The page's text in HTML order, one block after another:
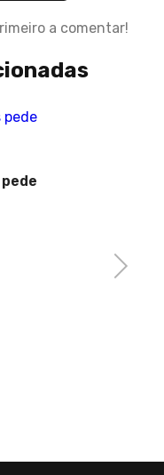
a comentar!
Next